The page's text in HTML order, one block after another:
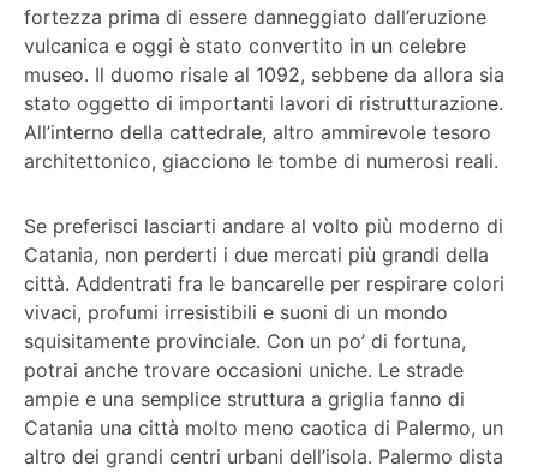
fortezza prima di essere danneggiato dall’eruzione
vulcanica e oggi è stato convertito in un celebre
museo. Il duomo risale al 1092, sebbene da allora sia
stato oggetto di importanti lavori di ristrutturazione.
All’interno della cattedrale, altro ammirevole tesoro
architettonico, giacciono le tombe di numerosi reali.
Se preferisci lasciarti andare al volto più moderno di
Catania, non perderti i due mercati più grandi della
città. Addentrati fra le bancarelle per respirare colori
vivaci, profumi irresistibili e suoni di un mondo
squisitamente provinciale. Con un po’ di fortuna,
potrai anche trovare occasioni uniche. Le strade
ampie e una semplice struttura a griglia fanno di
Catania una città molto meno caotica di Palermo, un
altro dei grandi centri urbani dell’isola. Palermo dista